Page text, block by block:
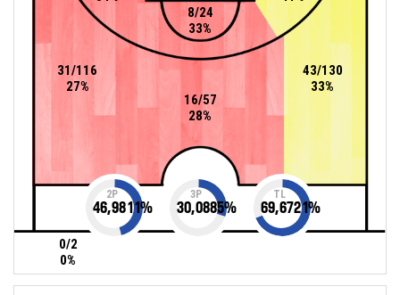
43/130
33%
31/116
27%
16/57
28%
8/24
33%
0/2
0%
2P
46,9811%
3P
30,0885%
TL
69,6721%